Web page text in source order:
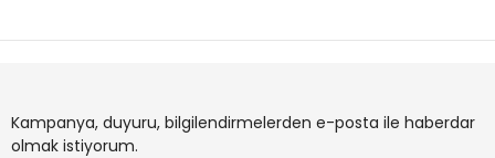
Kampanya, duyuru, bilgilendirmelerden e-posta ile haberdar
olmak istiyorum.